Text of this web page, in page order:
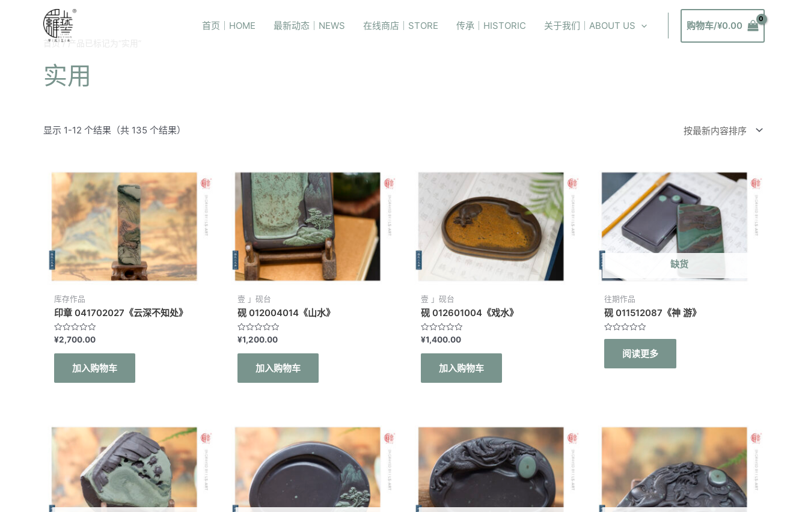
首页｜HOME 最新动态｜NEWS 在线商店｜STORE 传承｜HISTORIC 关于我们｜ABOUT US 购物车/¥0.00
首页/ 产品已标记为“实用”
实用
显示 1-12 个结果（共 135 个结果）
库存作品
印章 041702027《云深不知处》
评
分
0
¥2,700.00
加入购物车
壹 」砚台
砚 012004014《山水》
评
分
0
¥1,200.00
加入购物车
壹 」砚台
砚 012601004《戏水》
评
分
0
¥1,400.00
加入购物车
缺货
往期作品
砚 011512087《神 游》
评
&sol;
5
阅读更多